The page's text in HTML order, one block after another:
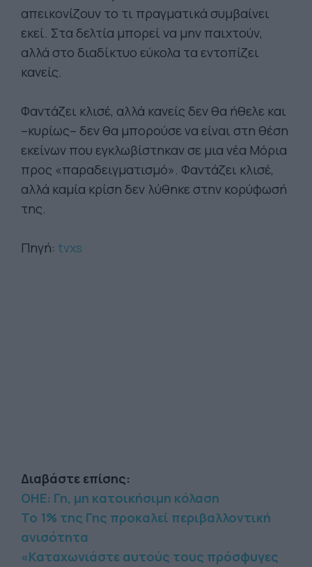
απεικονίζουν το τι πραγματικά συμβαίνει
εκεί. Στα δελτία μπορεί να μην παιχτούν,
αλλά στο διαδίκτυο εύκολα τα εντοπίζει
κανείς.
Φαντάζει κλισέ, αλλά κανείς δεν θα ήθελε και
–κυρίως– δεν θα μπορούσε να είναι στη θέση
εκείνων που εγκλωβίστηκαν σε μια νέα Μόρια
προς «παραδειγματισμό». Φαντάζει κλισέ,
αλλά καμία κρίση δεν λύθηκε στην κορύφωσή
της.
Πηγή: tvxs
Διαβάστε επίσης:
ΟΗΕ: Γη, μη κατοικήσιμη κόλαση
Το 1% της Γης προκαλεί περιβαλλοντική
ανισότητα
«Καταχωνιάστε αυτούς τους πρόσφυγες